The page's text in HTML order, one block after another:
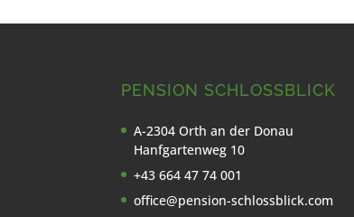
PENSION SCHLOSSBLICK
A-2304 Orth an der Donau
Hanfgartenweg 10
+43 664 47 74 001
office@pension-schlossblick.com